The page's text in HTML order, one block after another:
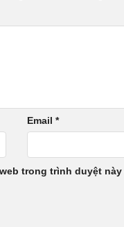
Email*
trong trình duyệt